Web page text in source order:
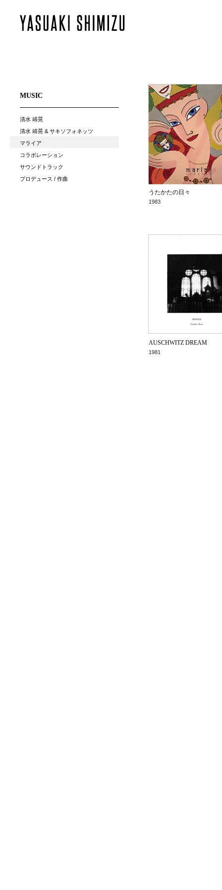
MUSIC
清水 靖晃
清水 靖晃 & サキソフォネッツ
マライア
コラボレーション
サウンドトラック
プロデュース / 作曲
うたかたの日々
1983
AUSCHWITZ DREAM
1981